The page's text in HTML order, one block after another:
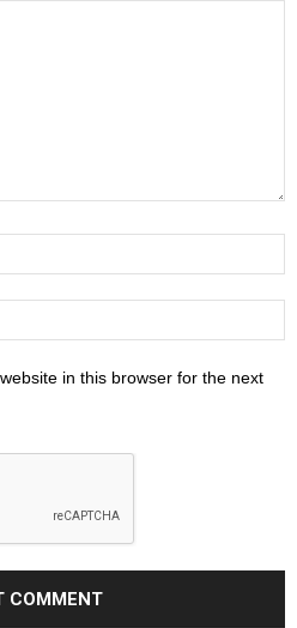
in this browser for the next